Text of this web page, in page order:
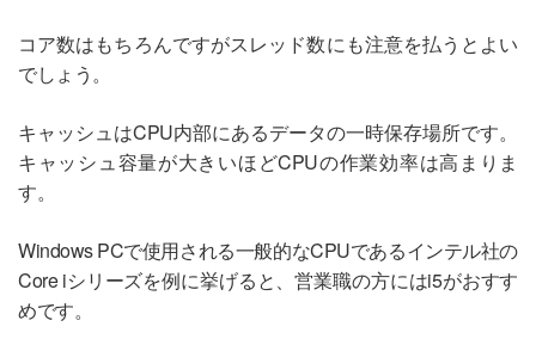
コア数はもちろんですがスレッド数にも注意を払うとよい
でしょう。
キャッシュはCPU内部にあるデータの一時保存場所です。
キャッシュ容量が大きいほどCPUの作業効率は高まりま
す。
Windows PCで使用される一般的なCPUであるインテル社の
Core iシリーズを例に挙げると、営業職の方にはi5がおすす
めです。